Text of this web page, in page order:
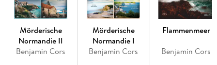
Mörderische
Normandie II
Benjamin Cors
Mörderische
Normandie I
Benjamin Cors
Flammenmeer
Benjamin Cors